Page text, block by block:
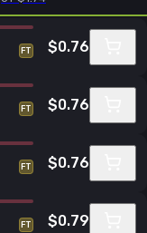
FT $0.76
FT $0.76
FT $0.76
FT $0.79